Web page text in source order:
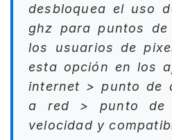
desbloquea el uso
ghz para puntos de
los usuarios de
esta opción en los
internet > punto de
a red > punto de
velocidad y